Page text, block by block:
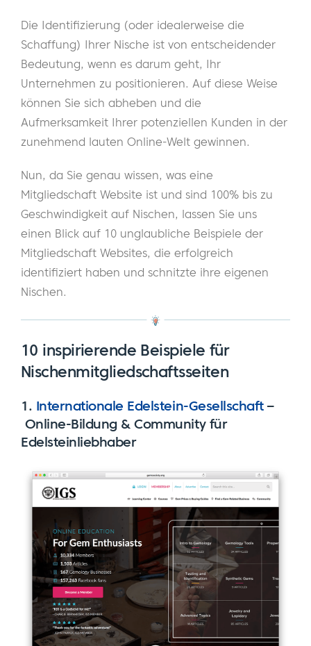
Die Identifizierung (oder idealerweise die
Schaffung) Ihrer Nische ist von entscheidender
Bedeutung, wenn es darum geht, Ihr
Unternehmen zu positionieren. Auf diese Weise
können Sie sich abheben und die
Aufmerksamkeit Ihrer potenziellen Kunden in der
zunehmend lauten Online-Welt gewinnen.
Nun, da Sie genau wissen, was eine
Mitgliedschaft Website ist und sind 100% bis zu
Geschwindigkeit auf Nischen, lassen Sie uns
einen Blick auf 10 unglaubliche Beispiele der
Mitgliedschaft Websites, die erfolgreich
identifiziert haben und schnitzte ihre eigenen
Nischen.
10 inspirierende Beispiele für
Nischenmitgliedschaftsseiten
1. Internationale Edelstein-Gesellschaft–
Online-Bildung & Community für
Edelsteinliebhaber